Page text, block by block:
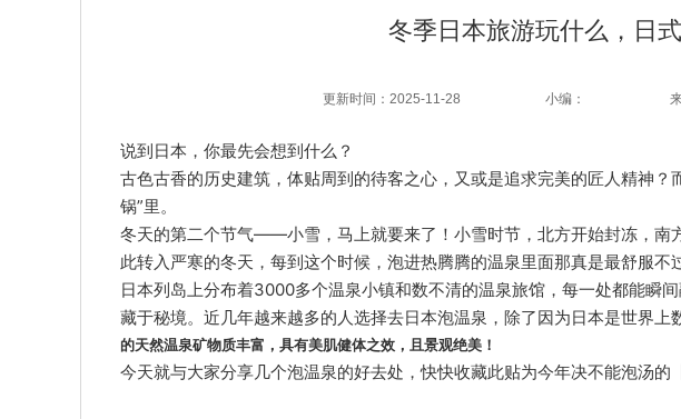
冬季日本旅游玩什么，日
更新时间：2025-11-28 小编：
说到日本，你最先会想到什么？
古色古香的历史建筑，体贴周到的待客之心，又或是追求完美的匠人精神？
锅”里。
冬天的第二个节气——小雪，马上就要来了！小雪时节，北方开始封冻，南
此转入严寒的冬天，每到这个时候，泡进热腾腾的温泉里面那真是最舒服不
日本列岛上分布着3000多个温泉小镇和数不清的温泉旅馆，每一处都能瞬
藏于秘境。近几年越来越多的人选择去日本泡温泉，除了因为日本是世界上
的天然温泉矿物质丰富，具有美肌健体之效，且景观绝美！
今天就与大家分享几个泡温泉的好去处，快快收藏此贴为今年决不能泡汤的